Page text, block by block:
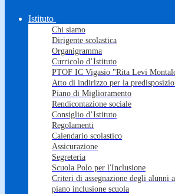
Istituto
Chi siamo
Dirigente scolastica
Organigramma
Curricolo d’Istituto
PTOF IC Vigasio "Rita Levi
Atto di indirizzo per la
Piano di Miglioramento
Rendicontazione sociale
Consiglio d’Istituto
Regolamenti
Calendario scolastico
Assicurazione
Segreteria
Scuola Polo per l'Inclusione
Criteri di assegnazione degli alunni
piano inclusione scuola